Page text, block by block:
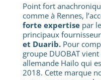
Point fort
comme à Rennes,
forte expertisepar le
principaux
et Duarib.Pour
groupe DUOBAT
allemande Hailo qui
2018. Cette marque